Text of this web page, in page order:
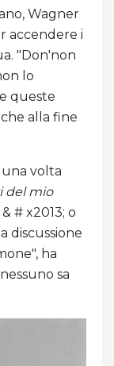
Wagner
accendere i
"Don'non
lo
queste
alla fine
una volta
del mio
# x2013; o
discussione
ha
sa